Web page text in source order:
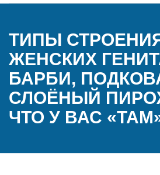
ТИПЫ
ЖЕНСКИХ
БАРБИ,
СЛОЁНЫЙ
ЧТО У ВАС